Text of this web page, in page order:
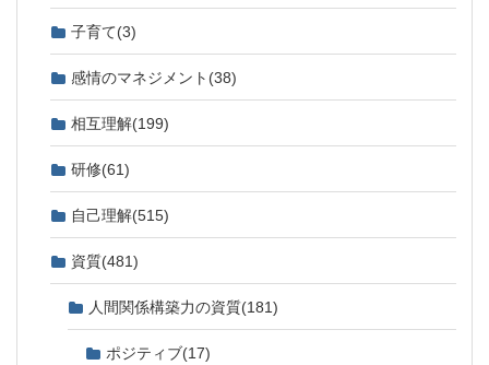
子育て(3)
感情のマネジメント (38)
相互理解(199)
研修(61)
自己理解(515)
資質(481)
人間関係構築力の資質(181)
ポジティブ(17)